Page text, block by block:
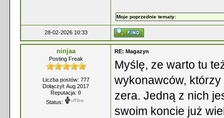
Moje poprzednie tematy:
28-02-2026 10:33
ninjaa
Posting Freak
Liczba postów: 777
Dołączył: Aug 2017
Reputacja: 0
Status:
RE: Magazyn
Myślę, ze warto tu
wykonawców,
zera. Jedną z nich
swoim koncie już